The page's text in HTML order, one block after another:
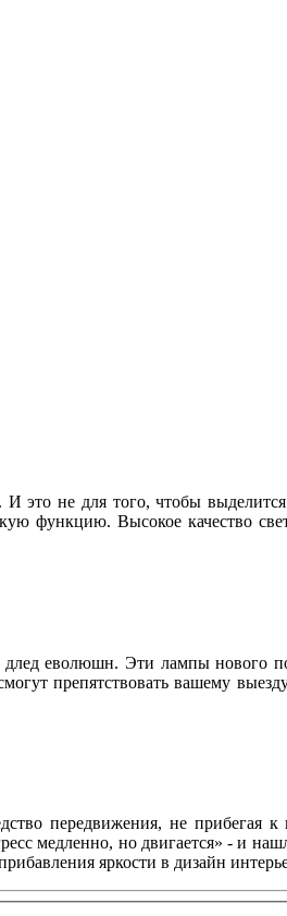
это не для того, чтобы
функцию. Высокое качество
еволюшн. Эти лампы нового
препятствовать вашему
передвижения, не
медленно, но двигается» - и
яркости в дизайн